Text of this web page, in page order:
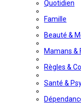
Quotidien
Famille
Beauté &
Mamans &
Règles &
Santé &